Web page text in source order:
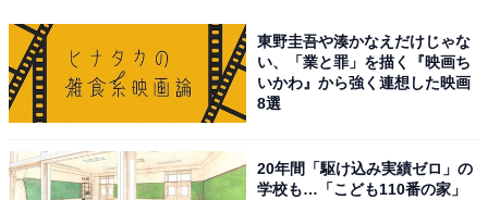
東野圭吾や湊かなえだけじゃな
い、「業と罪」を描く『映画ち
いかわ』から強く連想した映画
8選
20年間「駆け込み実績ゼロ」の
学校も…「こども110番の家」